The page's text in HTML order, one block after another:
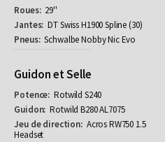
29''
DT Swiss H1900 Spline (30)
Schwalbe Nobby Nic Evo
Guidon et Selle
Rotwild S240
Rotwild B280 AL7075
Acros RW750 1.5
Headset